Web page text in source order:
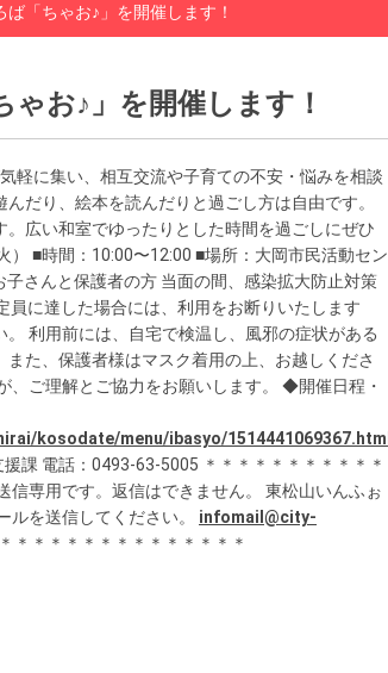
ば「ちゃお♪」を開催します！
ゃお♪」を開催します！
軽に集い、相互交流や子育ての不安・悩みを相談
だり、絵本を読んだりと過ごし方は自由です。
広い和室でゆったりとした時間を過ごしにぜひ
■時間：10:00〜12:00 ■場所：大岡市民活動セン
さんと保護者の方 当面の間、感染拡大防止対策
に達した場合には、利用をお断りいたします
利用前には、自宅で検温し、風邪の症状がある
た、保護者様はマスク着用の上、お越しくださ
、ご理解とご協力をお願いします。 ◆開催日程・
kosodate/menu/ibasyo/1514441069367.html
電話：0493-63-5005 ＊＊＊＊＊＊＊＊＊＊＊
信専用です。返信はできません。 東松山いんふぉ
ルを送信してください。 infomail@city-
＊＊＊＊＊＊＊＊＊＊＊＊＊＊